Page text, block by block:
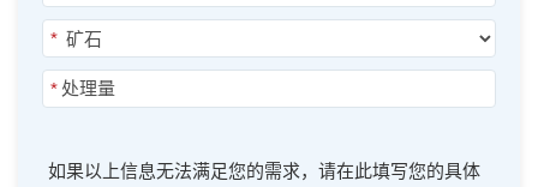
*
*
如果以上信息无法满足您的需求，请在此填写您的具体